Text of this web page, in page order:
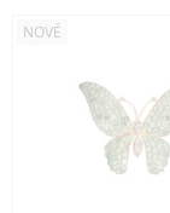
NOVÉ